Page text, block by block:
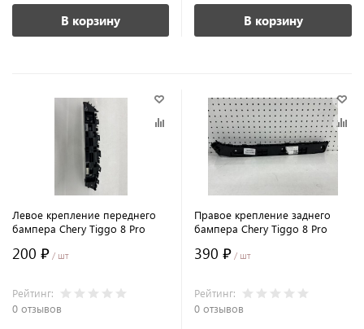
В корзину В корзину
Левое крепление переднего
бампера Chery Tiggo 8 Pro
200 ₽ / шт
Рейтинг:
0 отзывов
Правое крепление заднего
бампера Chery Tiggo 8 Pro
390 ₽ / шт
Рейтинг:
0 отзывов